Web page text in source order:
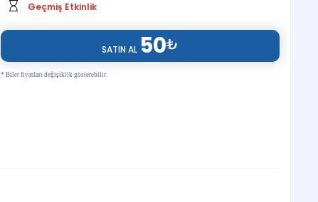
Geçmiş Etkinlik
SATIN AL 50₺
* Bilet fiyatları değişiklik gösterebilir.